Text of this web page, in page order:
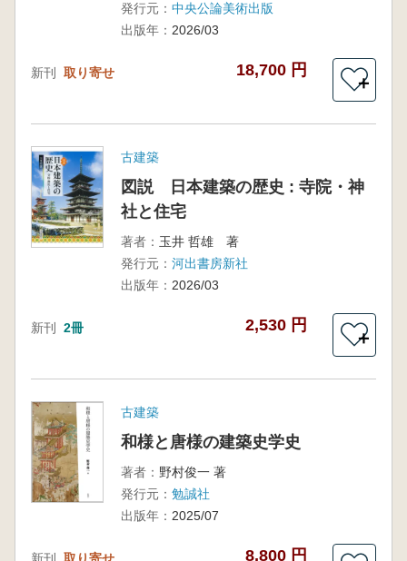
発行元： 中央公論美術出版
出版年： 2026/03
新刊 取り寄せ 18,700 円
＋
古建築
図説 日本建築の歴史 : 寺院・神
社と住宅
著者： 玉井 哲雄 著
発行元： 河出書房新社
出版年： 2026/03
新刊 2冊 2,530 円
＋
古建築
和様と唐様の建築史学史
著者： 野村俊一 著
発行元： 勉誠社
出版年： 2025/07
8,800 円